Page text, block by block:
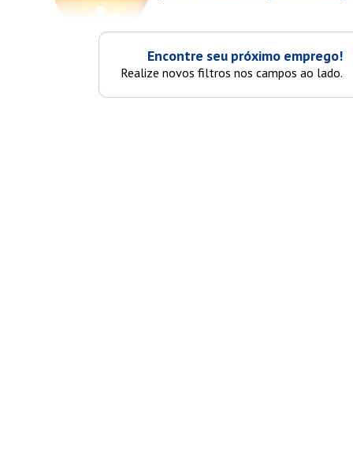
Encontre seu próximo emprego!
Realize novos filtros nos campos ao lado.